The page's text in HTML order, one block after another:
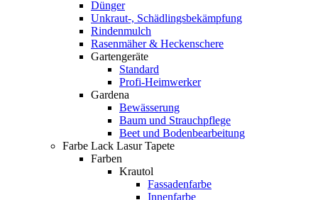
Dünger
Unkraut-, Schädlingsbekämpfung
Rindenmulch
Rasenmäher & Heckenschere
Gartengeräte
Standard
Profi-Heimwerker
Gardena
Bewässerung
Baum und Strauchpflege
Beet und Bodenbearbeitung
Farbe Lack Lasur Tapete
Farben
Krautol
Fassadenfarbe
Innenfarbe